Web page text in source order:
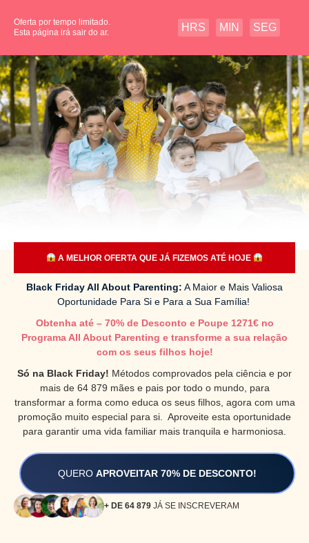
Oferta por tempo limitado.
Esta página irá sair do ar.
HRS MIN SEG
A MELHOR OFERTA QUE JÁ FIZEMOS ATÉ HOJE
Black Friday All About Parenting: A Maior e Mais Valiosa
Oportunidade Para Si e Para a Sua Família!
Obtenha até – 70% de Desconto e Poupe 1271€ no
Programa All About Parenting e transforme a sua relação
com os seus filhos hoje!
Só na Black Friday! Métodos comprovados pela ciência e por
mais de 64 879 mães e pais por todo o mundo, para
transformar a forma como educa os seus filhos, agora com uma
promoção muito especial para si. Aproveite esta oportunidade
para garantir uma vida familiar mais tranquila e harmoniosa.
QUERO APROVEITAR 70% DE DESCONTO!
+ DE 64 879 JÁ SE INSCREVERAM